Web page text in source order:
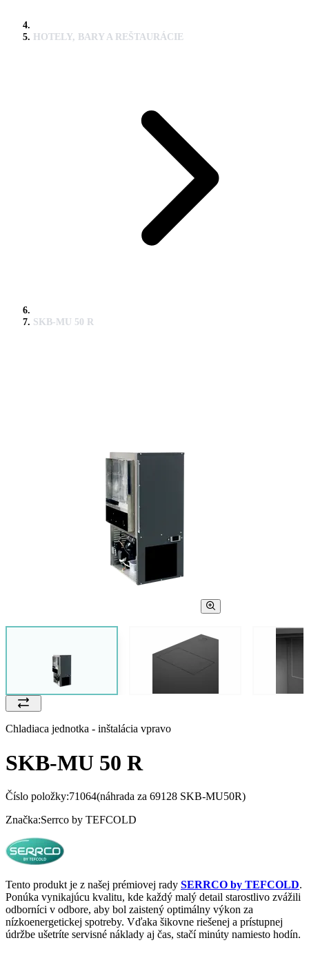
HOTELY, BARY A REŠTAURÁCIE
SKB-MU 50 R
Chladiaca jednotka - inštalácia vpravo
SKB-MU 50 R
Číslo položky:71064(náhrada za 69128 SKB-MU50R)
Značka:Serrco by TEFCOLD
Tento produkt je z našej prémiovej rady SERRCO by TEFCOLD.
Ponúka vynikajúcu kvalitu, kde každý malý detail starostlivo zvážili
odborníci v odbore, aby bol zaistený optimálny výkon za
nízkoenergetickej spotreby. Vďaka šikovne riešenej a prístupnej
údržbe ušetríte servisné náklady aj čas, stačí minúty namiesto hodín.